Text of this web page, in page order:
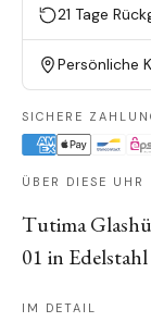
21 Tage
Persönliche
SICHERE
ÜBER DIESE UHR
Tutima
01 in
IM DETAIL